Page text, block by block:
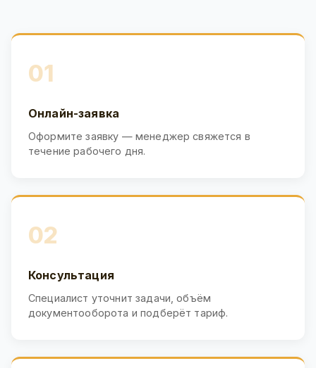
01
Онлайн-заявка
Оформите заявку — менеджер свяжется в
течение рабочего дня.
02
Консультация
Специалист уточнит задачи, объём
документооборота и подберёт тариф.